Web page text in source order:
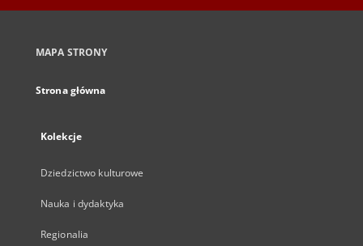
MAPA STRONY
Strona główna
Kolekcje
Dziedzictwo kulturowe
Nauka i dydaktyka
Regionalia